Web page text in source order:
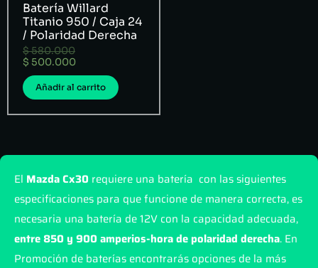
Batería Willard
Titanio 950 / Caja 24
/ Polaridad Derecha
$580.000
$ 500.000
Añadir al carrito
El Mazda Cx30 requiere una batería con las siguientes
especificaciones para que funcione de manera correcta, es
necesaria una batería de 12V con la capacidad adecuada,
entre 850 y 900 amperios-hora de polaridad derecha. En
Promoción de baterías encontrarás opciones de la más